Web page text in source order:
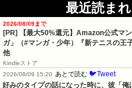
最近読ま
2026/08/09まで
[PR]
【最大50%還元】Amazon公式マ
ガ」（#マンガ・少年）『新テニスの王
他
Kindleストア
2026/08/09 15:20 あとで読む 🐦Tweet
好みのタイプの話になった時に、彼「